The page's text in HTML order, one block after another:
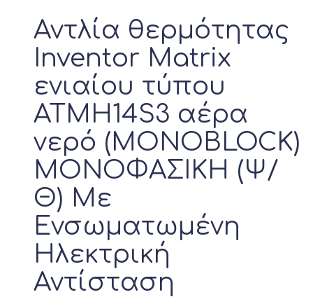
Αντλία θερμότητας
Inventor Matrix
ενιαίου τύπου
ATMH14S3 αέρα
νερό (MONOBLOCK)
ΜΟΝΟΦΑΣΙΚΗ (Ψ/
Θ) Με
Ενσωματωμένη
Ηλεκτρική
Αντίσταση